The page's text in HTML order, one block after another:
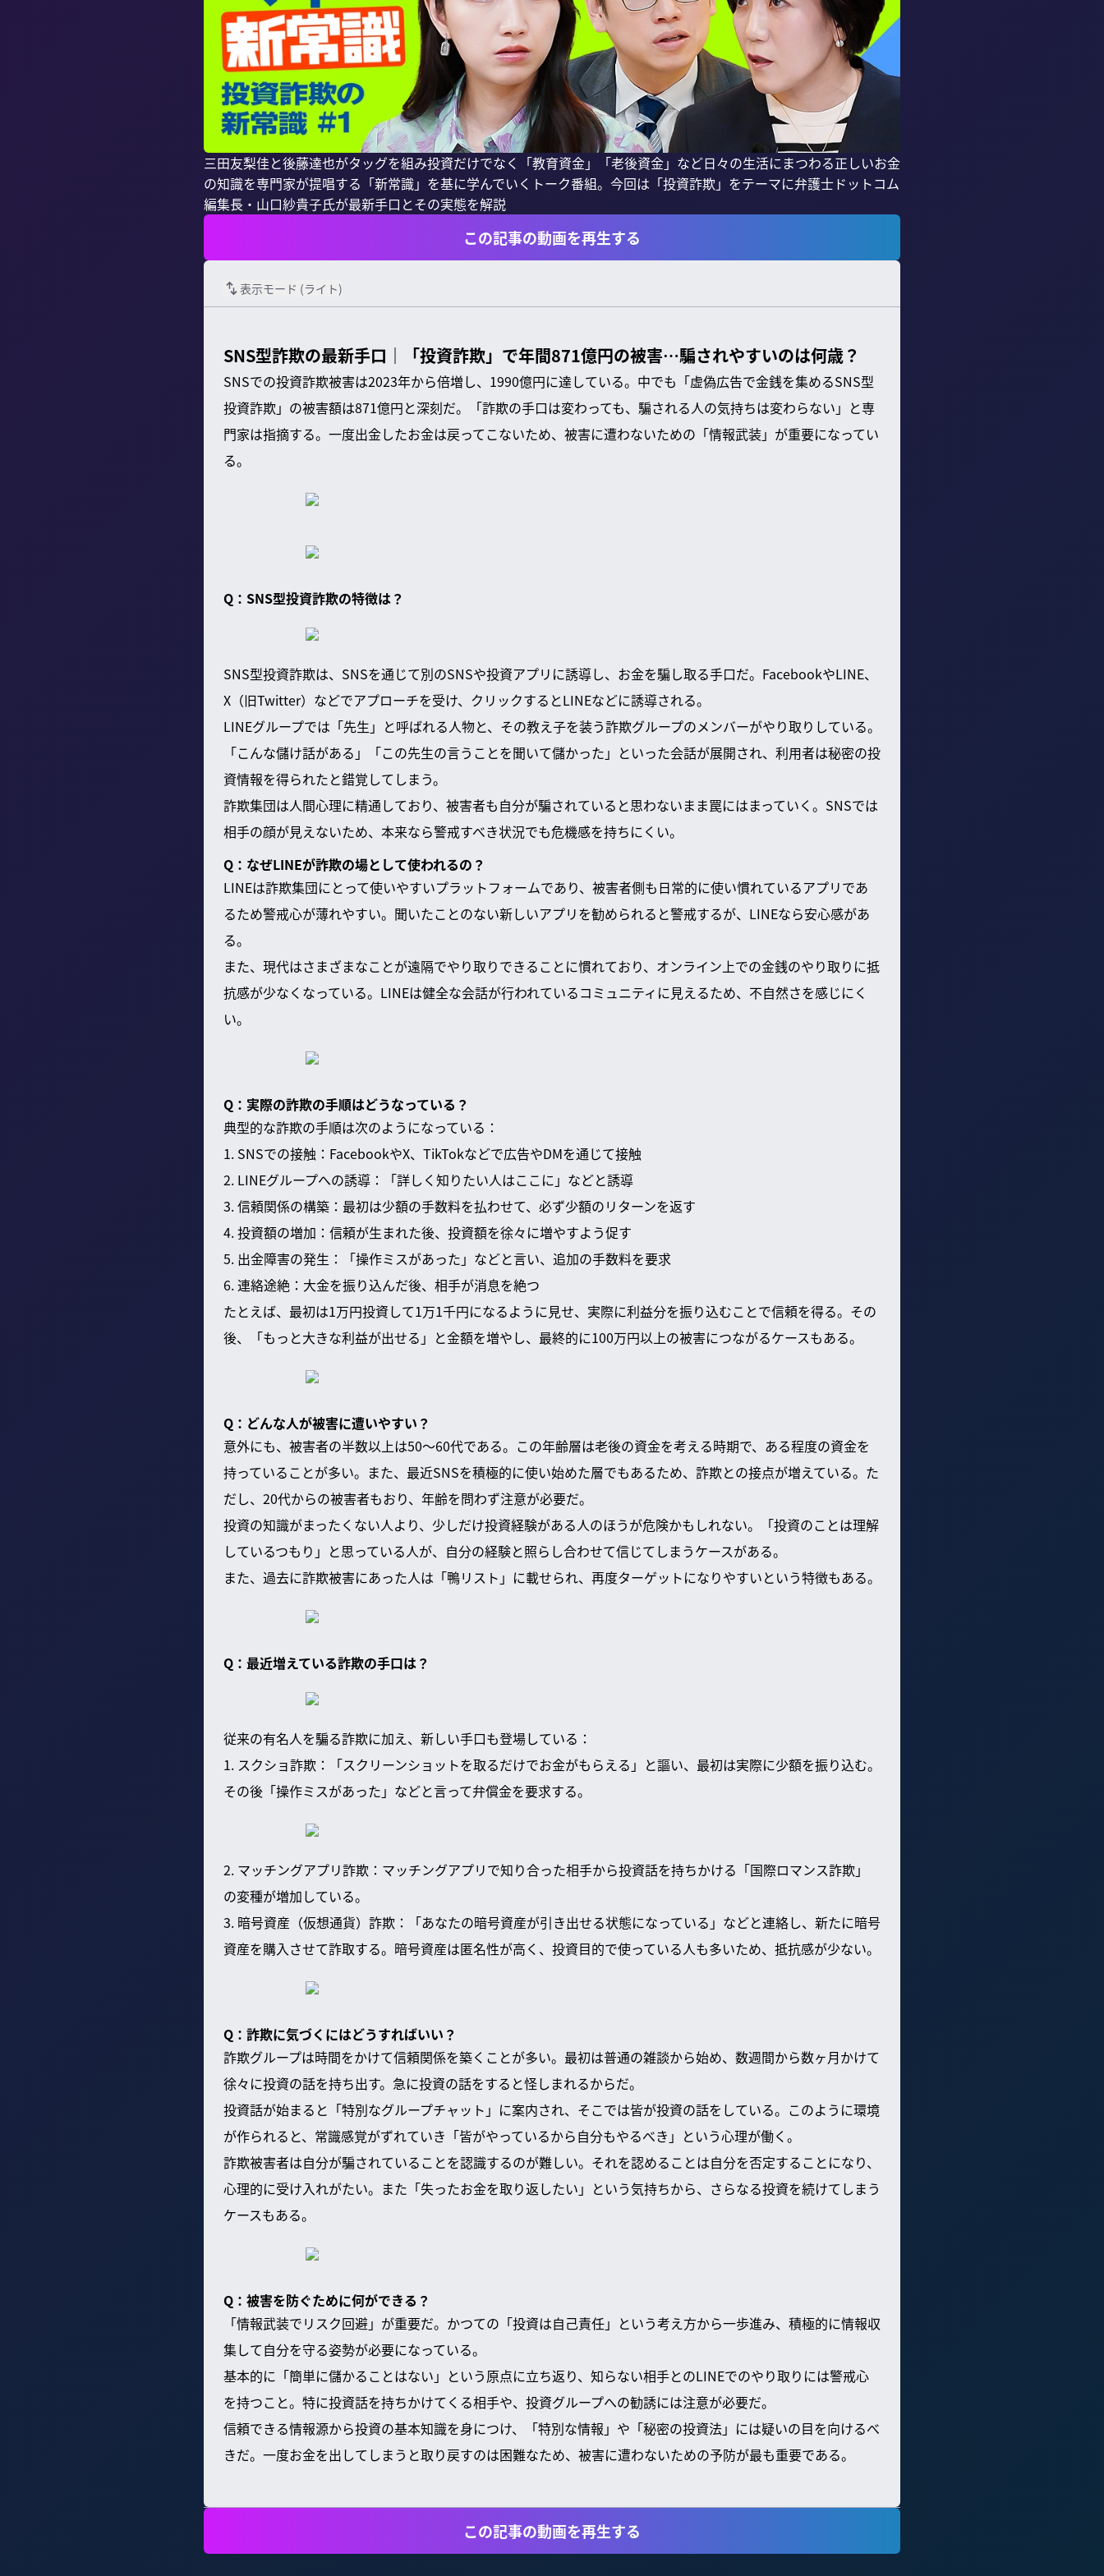
三田友梨佳と後藤達也がタッグを組み投資だけでなく「教育資金」「老後資金」など日々の生活にまつわる正しいお金
の知識を専門家が提唱する「新常識」を基に学んでいくトーク番組。今回は「投資詐欺」をテーマに弁護士ドットコム
編集長・山口紗貴子氏が最新手口とその実態を解説
この記事の動画を再生する
表示モード (ライト)
SNS型詐欺の最新手口｜「投資詐欺」で年間871億円の被害…騙されやすいのは何歳？
SNSでの投資詐欺被害は2023年から倍増し、1990億円に達している。中でも「虚偽広告で金銭を集めるSNS型
投資詐欺」の被害額は871億円と深刻だ。「詐欺の手口は変わっても、騙される人の気持ちは変わらない」と専
門家は指摘する。一度出金したお金は戻ってこないため、被害に遭わないための「情報武装」が重要になってい
る。
Q：SNS型投資詐欺の特徴は？
SNS型投資詐欺は、SNSを通じて別のSNSや投資アプリに誘導し、お金を騙し取る手口だ。FacebookやLINE、
X（旧Twitter）などでアプローチを受け、クリックするとLINEなどに誘導される。
LINEグループでは「先生」と呼ばれる人物と、その教え子を装う詐欺グループのメンバーがやり取りしている。
「こんな儲け話がある」「この先生の言うことを聞いて儲かった」といった会話が展開され、利用者は秘密の投
資情報を得られたと錯覚してしまう。
詐欺集団は人間心理に精通しており、被害者も自分が騙されていると思わないまま罠にはまっていく。SNSでは
相手の顔が見えないため、本来なら警戒すべき状況でも危機感を持ちにくい。
Q：なぜLINEが詐欺の場として使われるの？
LINEは詐欺集団にとって使いやすいプラットフォームであり、被害者側も日常的に使い慣れているアプリであ
るため警戒心が薄れやすい。聞いたことのない新しいアプリを勧められると警戒するが、LINEなら安心感があ
る。
また、現代はさまざまなことが遠隔でやり取りできることに慣れており、オンライン上での金銭のやり取りに抵
抗感が少なくなっている。LINEは健全な会話が行われているコミュニティに見えるため、不自然さを感じにく
い。
Q：実際の詐欺の手順はどうなっている？
典型的な詐欺の手順は次のようになっている：
1. SNSでの接触：FacebookやX、TikTokなどで広告やDMを通じて接触
2. LINEグループへの誘導：「詳しく知りたい人はここに」などと誘導
3. 信頼関係の構築：最初は少額の手数料を払わせて、必ず少額のリターンを返す
4. 投資額の増加：信頼が生まれた後、投資額を徐々に増やすよう促す
5. 出金障害の発生：「操作ミスがあった」などと言い、追加の手数料を要求
6. 連絡途絶：大金を振り込んだ後、相手が消息を絶つ
たとえば、最初は1万円投資して1万1千円になるように見せ、実際に利益分を振り込むことで信頼を得る。その
後、「もっと大きな利益が出せる」と金額を増やし、最終的に100万円以上の被害につながるケースもある。
Q：どんな人が被害に遭いやすい？
意外にも、被害者の半数以上は50〜60代である。この年齢層は老後の資金を考える時期で、ある程度の資金を
持っていることが多い。また、最近SNSを積極的に使い始めた層でもあるため、詐欺との接点が増えている。た
だし、20代からの被害者もおり、年齢を問わず注意が必要だ。
投資の知識がまったくない人より、少しだけ投資経験がある人のほうが危険かもしれない。「投資のことは理解
しているつもり」と思っている人が、自分の経験と照らし合わせて信じてしまうケースがある。
また、過去に詐欺被害にあった人は「鴨リスト」に載せられ、再度ターゲットになりやすいという特徴もある。
Q：最近増えている詐欺の手口は？
従来の有名人を騙る詐欺に加え、新しい手口も登場している：
1. スクショ詐欺：「スクリーンショットを取るだけでお金がもらえる」と謳い、最初は実際に少額を振り込む。
その後「操作ミスがあった」などと言って弁償金を要求する。
2. マッチングアプリ詐欺：マッチングアプリで知り合った相手から投資話を持ちかける「国際ロマンス詐欺」
の変種が増加している。
3. 暗号資産（仮想通貨）詐欺：「あなたの暗号資産が引き出せる状態になっている」などと連絡し、新たに暗号
資産を購入させて詐取する。暗号資産は匿名性が高く、投資目的で使っている人も多いため、抵抗感が少ない。
Q：詐欺に気づくにはどうすればいい？
詐欺グループは時間をかけて信頼関係を築くことが多い。最初は普通の雑談から始め、数週間から数ヶ月かけて
徐々に投資の話を持ち出す。急に投資の話をすると怪しまれるからだ。
投資話が始まると「特別なグループチャット」に案内され、そこでは皆が投資の話をしている。このように環境
が作られると、常識感覚がずれていき「皆がやっているから自分もやるべき」という心理が働く。
詐欺被害者は自分が騙されていることを認識するのが難しい。それを認めることは自分を否定することになり、
心理的に受け入れがたい。また「失ったお金を取り返したい」という気持ちから、さらなる投資を続けてしまう
ケースもある。
Q：被害を防ぐために何ができる？
「情報武装でリスク回避」が重要だ。かつての「投資は自己責任」という考え方から一歩進み、積極的に情報収
集して自分を守る姿勢が必要になっている。
基本的に「簡単に儲かることはない」という原点に立ち返り、知らない相手とのLINEでのやり取りには警戒心
を持つこと。特に投資話を持ちかけてくる相手や、投資グループへの勧誘には注意が必要だ。
信頼できる情報源から投資の基本知識を身につけ、「特別な情報」や「秘密の投資法」には疑いの目を向けるべ
きだ。一度お金を出してしまうと取り戻すのは困難なため、被害に遭わないための予防が最も重要である。
この記事の動画を再生する